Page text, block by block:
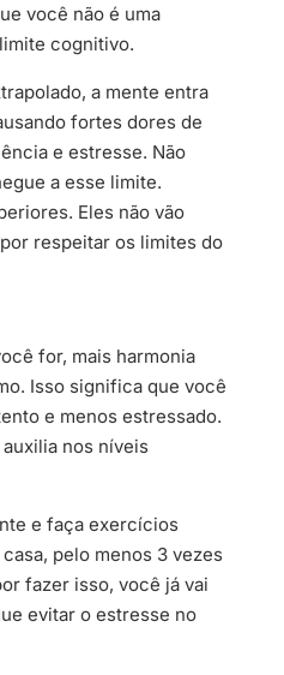
você não é uma
cognitivo.
a mente entra
fortes dores de
e estresse. Não
a esse limite.
Eles não vão
respeitar os limites do
for, mais harmonia
Isso significa que você
e menos estressado.
nos níveis
e faça exercícios
pelo menos 3 vezes
fazer isso, você já vai
evitar o estresse no